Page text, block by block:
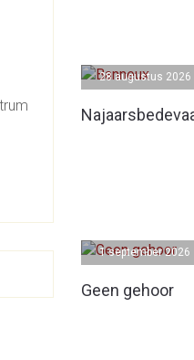
28 augustus 2026
Geen gehoor
1 september 2026